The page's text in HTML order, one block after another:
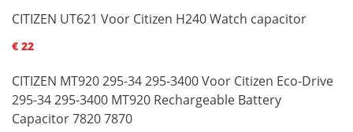
CITIZEN UT621 Voor Citizen H240 Watch capacitor
€ 22
CITIZEN MT920 295-34 295-3400 Voor Citizen Eco-Drive
295-34 295-3400 MT920 Rechargeable Battery
Capacitor 7820 7870